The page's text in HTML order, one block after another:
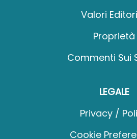
Valori
Proprietà
Commenti Sui
LEGALE
Privacy /
Cookie